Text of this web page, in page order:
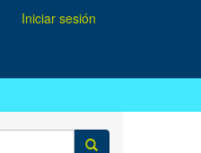
Iniciar sesión